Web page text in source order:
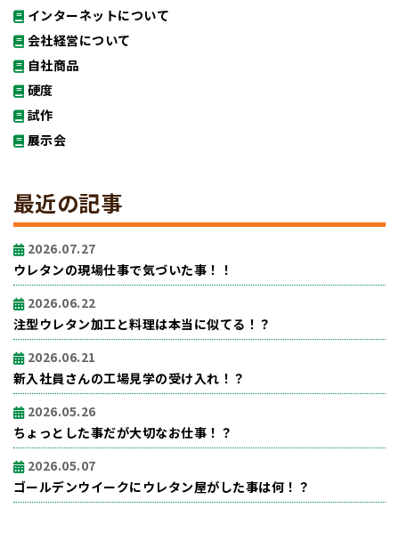
インターネットについて
会社経営について
自社商品
硬度
試作
展示会
最近の記事
2026.07.27
ウレタンの現場仕事で気づいた事！！
2026.06.22
注型ウレタン加工と料理は本当に似てる！？
2026.06.21
新入社員さんの工場見学の受け入れ！？
2026.05.26
ちょっとした事だが大切なお仕事！？
2026.05.07
ゴールデンウイークにウレタン屋がした事は何！？